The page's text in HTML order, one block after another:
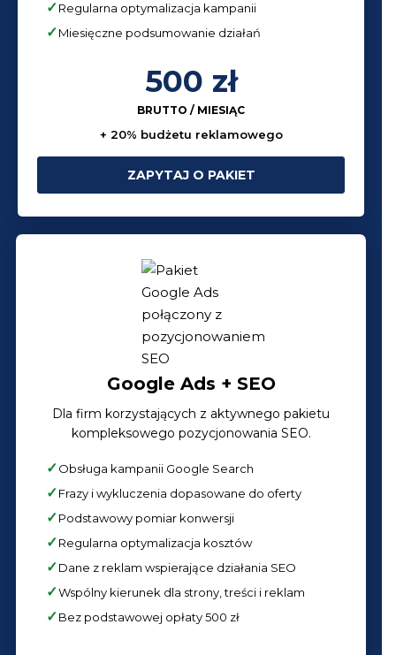
Regularna optymalizacja kampanii
Miesięczne podsumowanie działań
500 zł
BRUTTO / MIESIĄC
+ 20% budżetu reklamowego
ZAPYTAJ O PAKIET
Google Ads + SEO
Dla firm korzystających z aktywnego pakietu
kompleksowego pozycjonowania SEO.
Obsługa kampanii Google Search
Frazy i wykluczenia dopasowane do oferty
Podstawowy pomiar konwersji
Regularna optymalizacja kosztów
Dane z reklam wspierające działania SEO
Wspólny kierunek dla strony, treści i reklam
Bez podstawowej opłaty 500 zł